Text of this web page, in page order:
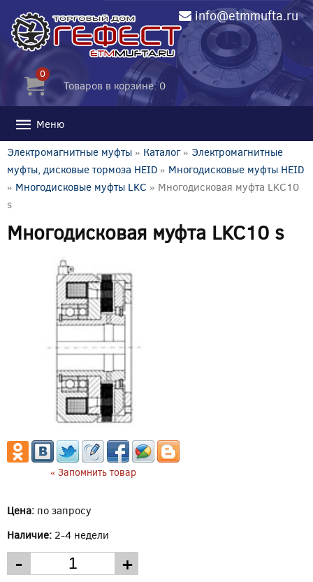
info@etmmufta.ru
0
Товаров в корзине: 0
Меню
Электромагнитные муфты » Каталог» Электромагнитные
муфты, дисковые тормоза HEID » Многодисковые муфты HEID
» Многодисковые муфты LKC » Многодисковая муфта LKC10
s
Многодисковая муфта LKC10 s
« Запомнить товар
Цена: по запросу
Наличие: 2-4 недели
- +